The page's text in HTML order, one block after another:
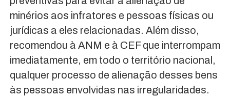
minérios aos infratores e pessoas físicas ou
jurídicas a eles relacionadas. Além disso,
recomendou à ANM e à CEF que interrompam
imediatamente, em todo o território nacional,
qualquer processo de alienação desses bens
às pessoas envolvidas nas irregularidades.